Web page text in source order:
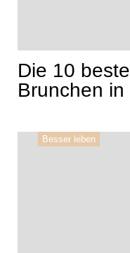
Die 10
Brunchen in
Besser leben